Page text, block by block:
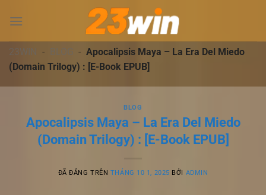
đến
dung23WIN - BLOG - Apocalipsis Maya – La Era Del Miedo
(Domain Trilogy) : [E-Book EPUB]
BLOG
Apocalipsis Maya – La Era Del Miedo
(Domain Trilogy) : [E-Book EPUB]
ĐÃ ĐĂNG TRÊN THÁNG 10 1, 2025 BỞI ADMIN